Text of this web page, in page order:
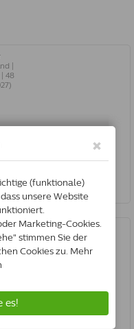
| 48 Cm (mhd 2-2027)
10 Kg | 6 Pipetten